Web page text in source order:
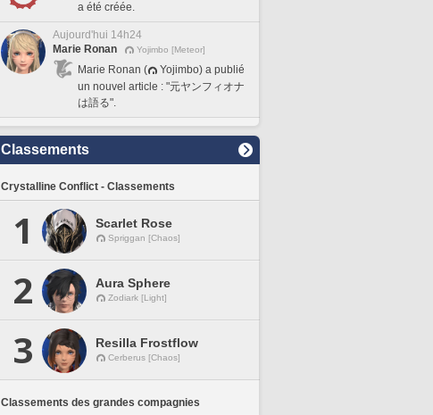
a été créée.
Aujourd'hui 14h24
Marie Ronan
Yojimbo [Meteor]
Marie Ronan (
Yojimbo) a publié
un nouvel article : "元ヤンフィオナ
は語る".
Classements
Crystalline Conflict - Classements
1 Scarlet Rose
Spriggan [Chaos]
2 Aura Sphere
Zodiark [Light]
3 Resilla Frostflow
Cerberus [Chaos]
Classements des grandes compagnies